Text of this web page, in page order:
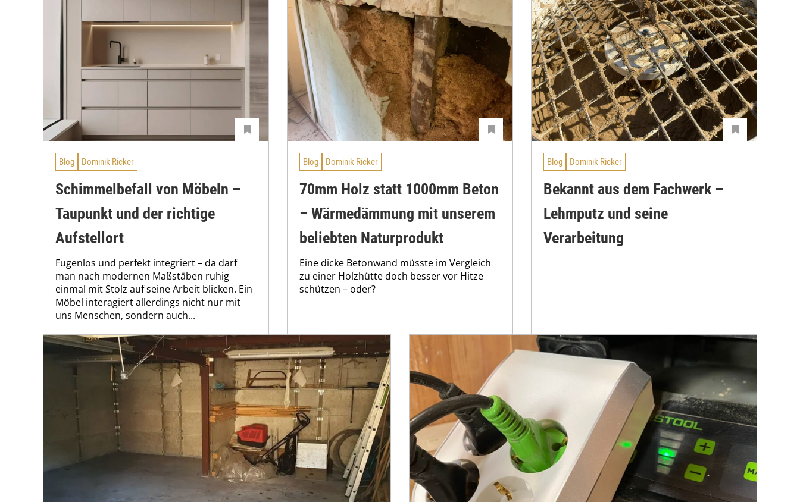
Blog Dominik Ricker
Schimmelbefall von Möbeln –
Taupunkt und der richtige
Aufstellort
Fugenlos und perfekt integriert – da darf
man nach modernen Maßstäben ruhig
einmal mit Stolz auf seine Arbeit blicken. Ein
Möbel interagiert allerdings nicht nur mit
uns Menschen, sondern auch...
Blog Dominik Ricker
70mm Holz statt 1000mm Beton
– Wärmedämmung mit unserem
beliebten Naturprodukt
Eine dicke Betonwand müsste im Vergleich
zu einer Holzhütte doch besser vor Hitze
schützen – oder?
Blog Dominik Ricker
Bekannt aus dem Fachwerk –
Lehmputz und seine
Verarbeitung